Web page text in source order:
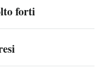
forti